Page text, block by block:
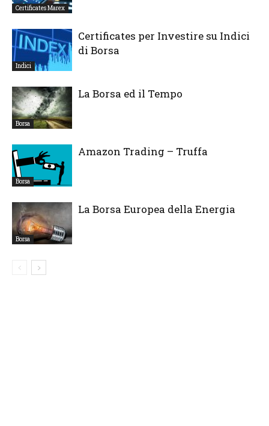
Certificates Marex
Indici
Certificates per Investire su Indici
di Borsa
Borsa
La Borsa ed il Tempo
Borsa
Amazon Trading – Truffa
Borsa
La Borsa Europea della Energia